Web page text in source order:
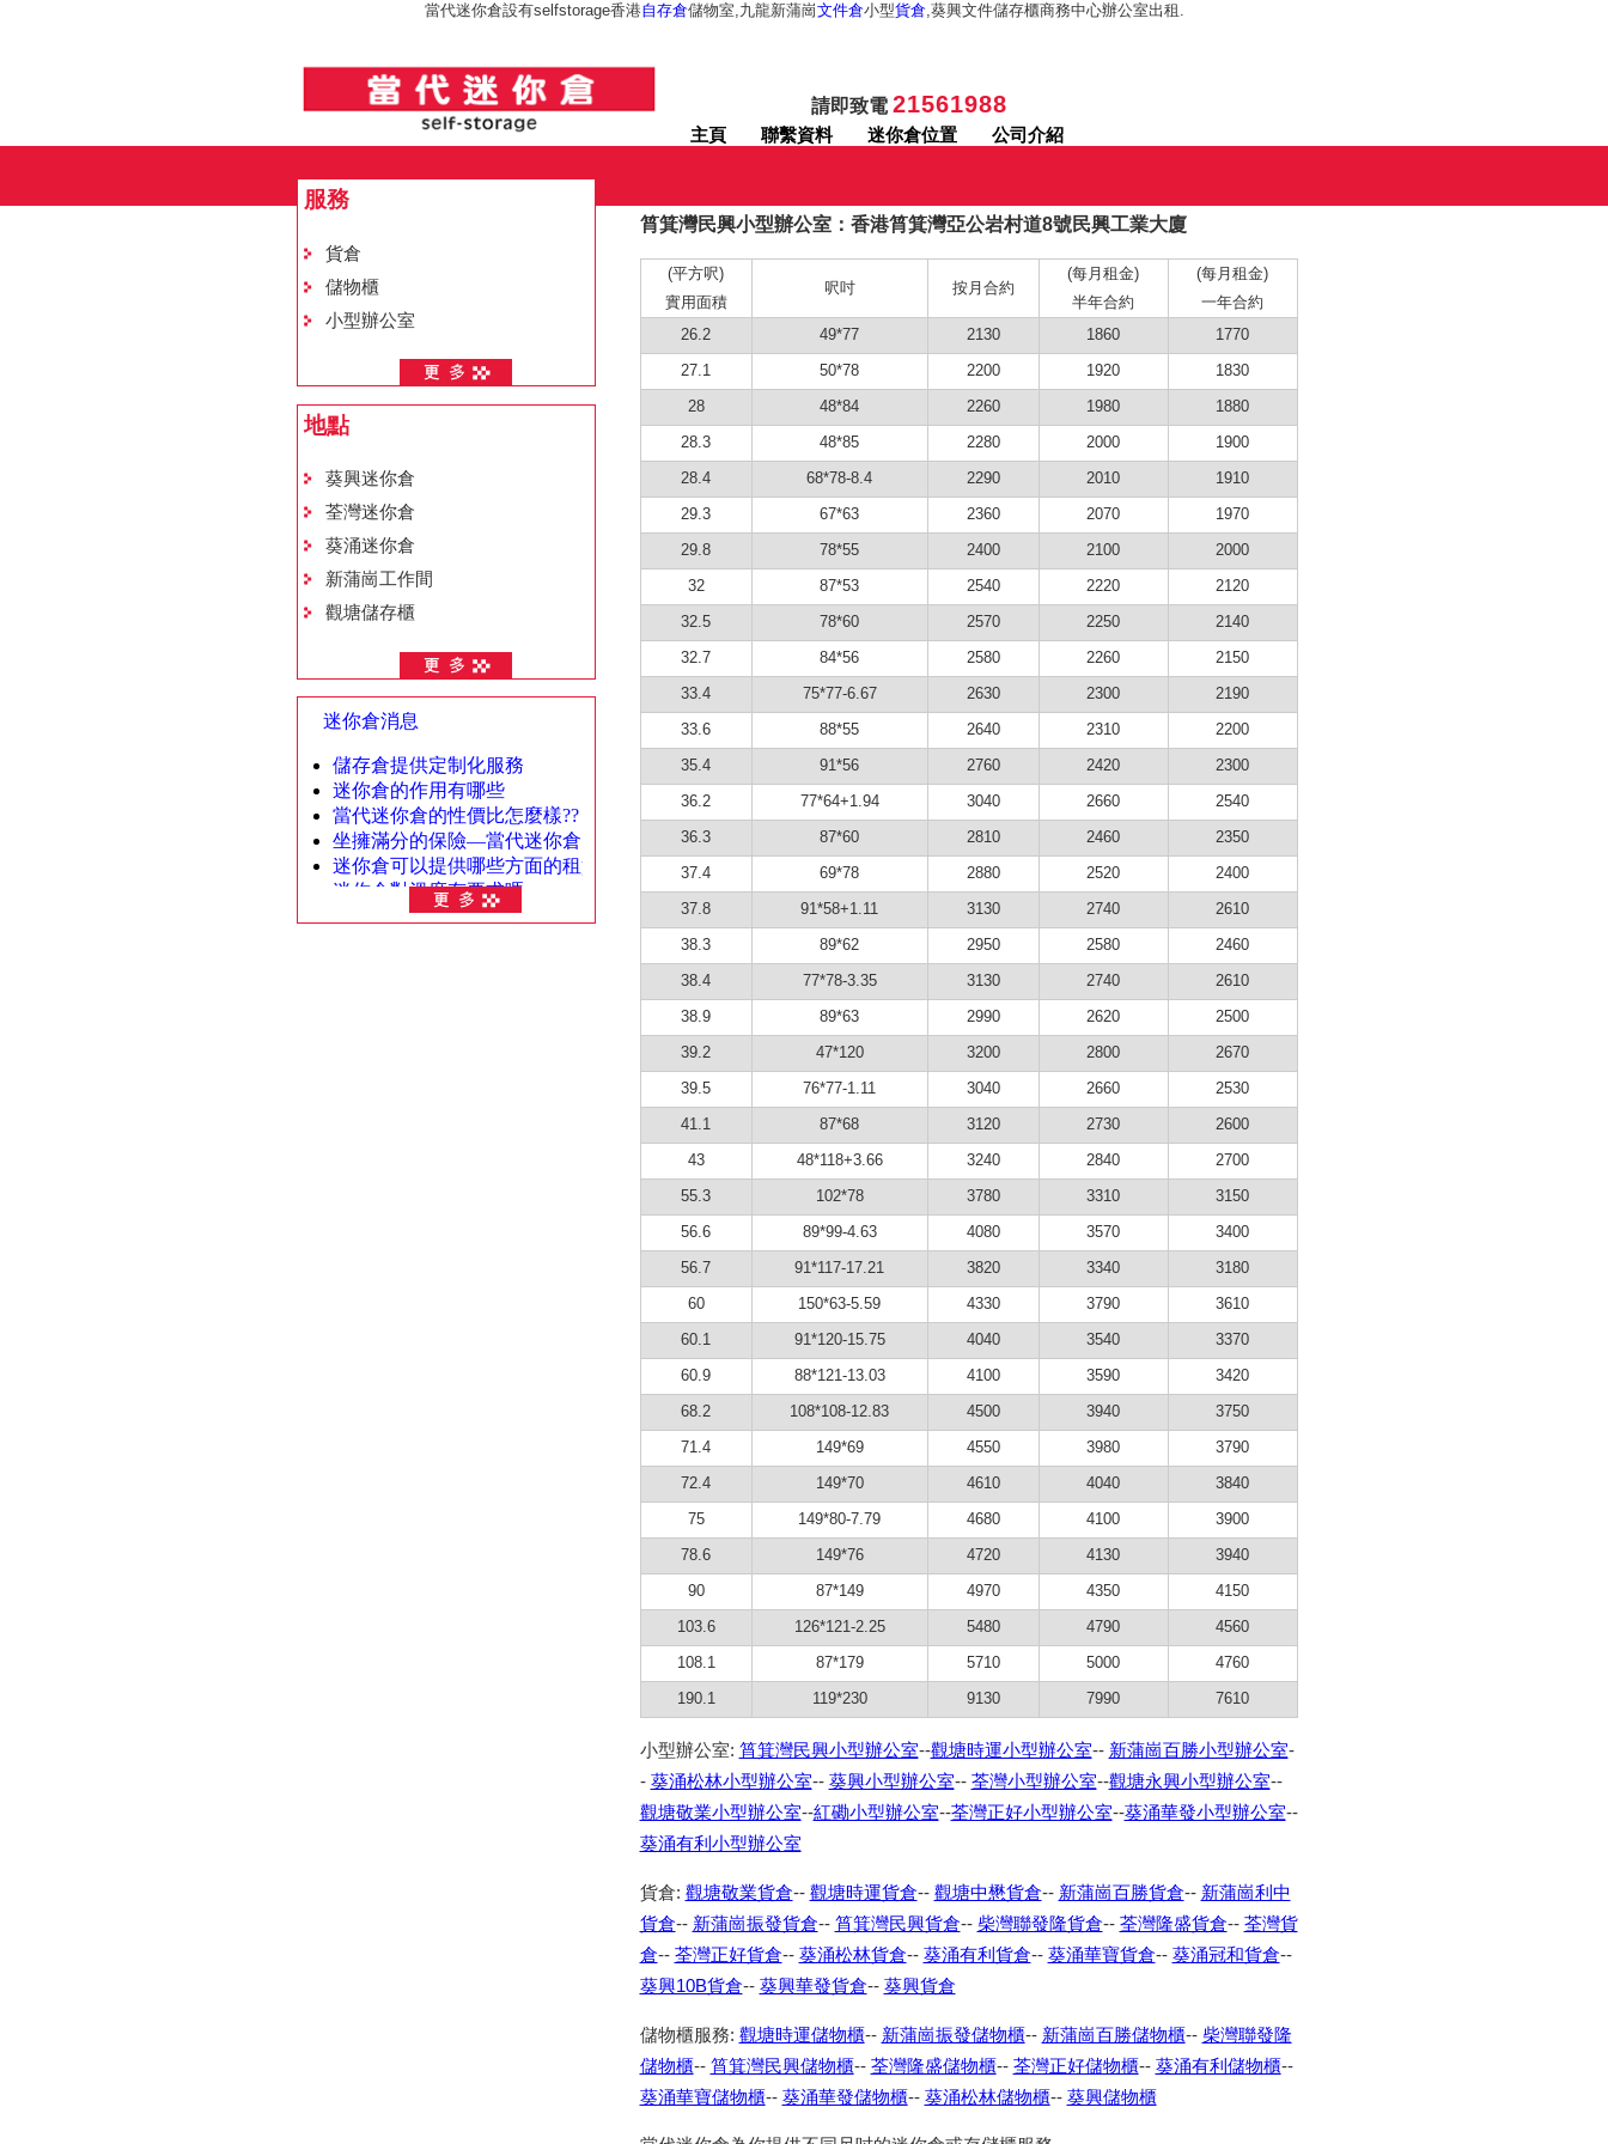
當代迷你倉設有selfstorage香港自存倉儲物室,九龍新蒲崗文件倉小型貨倉,葵興文件儲存櫃商務中心辦公室出租.
請即致電21561988
主頁 聯繫資料 迷你倉位置 公司介紹
服務
貨倉
儲物櫃
小型辦公室
地點
葵興迷你倉
荃灣迷你倉
葵涌迷你倉
新蒲崗工作間
觀塘儲存櫃
筲箕灣民興小型辦公室：香港筲箕灣亞公岩村道8號民興工業大廈
(平方呎)
實用面積
呎吋 按月合約
(每月租金)
半年合約
(每月租金)
一年合約
26.2
49*77 2130 1860
1770
27.1
50*78 2200 1920
1830
28
48*84 2260 1980
1880
28.3
48*85 2280 2000
1900
28.4
68*78-8.4 2290 2010
1910
29.3
67*63 2360 2070
1970
29.8
78*55 2400 2100
2000
32
87*53 2540 2220
2120
32.5
78*60 2570 2250
2140
32.7
84*56 2580 2260
2150
33.4
75*77-6.67 2630 2300
2190
33.6
88*55 2640 2310
2200
35.4
91*56 2760 2420
2300
36.2
77*64+1.94 3040 2660
2540
36.3
87*60 2810 2460
2350
37.4
69*78 2880 2520
2400
37.8
91*58+1.11 3130 2740
2610
38.3
89*62 2950 2580
2460
38.4
77*78-3.35 3130 2740
2610
38.9
89*63 2990 2620
2500
39.2
47*120 3200 2800
2670
39.5
76*77-1.11 3040 2660
2530
41.1
87*68 3120 2730
2600
43
48*118+3.66 3240 2840
2700
55.3
102*78 3780 3310
3150
56.6
89*99-4.63 4080 3570
3400
56.7
91*117-17.21 3820 3340
3180
60
150*63-5.59 4330 3790
3610
60.1
91*120-15.75 4040 3540
3370
60.9
88*121-13.03 4100 3590
3420
68.2
108*108-12.83 4500 3940
3750
71.4
149*69 4550 3980
3790
72.4
149*70 4610 4040
3840
75
149*80-7.79 4680 4100
3900
78.6
149*76 4720 4130
3940
90
87*149 4970 4350
4150
103.6
126*121-2.25 5480 4790
4560
108.1
87*179 5710 5000
4760
190.1
119*230 9130 7990 7610
小型辦公室: 筲箕灣民興小型辦公室--觀塘時運小型辦公室-- 新蒲崗百勝小型辦公室-
- 葵涌松林小型辦公室-- 葵興小型辦公室-- 荃灣小型辦公室--觀塘永興小型辦公室--
觀塘敬業小型辦公室--紅磡小型辦公室--荃灣正好小型辦公室--葵涌華發小型辦公室--
葵涌有利小型辦公室
貨倉: 觀塘敬業貨倉-- 觀塘時運貨倉-- 觀塘中懋貨倉-- 新蒲崗百勝貨倉-- 新蒲崗利中
貨倉-- 新蒲崗振發貨倉-- 筲箕灣民興貨倉-- 柴灣聯發隆貨倉-- 荃灣隆盛貨倉-- 荃灣貨
倉-- 荃灣正好貨倉-- 葵涌松林貨倉-- 葵涌有利貨倉-- 葵涌華寶貨倉-- 葵涌冠和貨倉--
葵興10B貨倉-- 葵興華發貨倉-- 葵興貨倉
儲物櫃服務: 觀塘時運儲物櫃-- 新蒲崗振發儲物櫃-- 新蒲崗百勝儲物櫃-- 柴灣聯發隆
儲物櫃-- 筲箕灣民興儲物櫃-- 荃灣隆盛儲物櫃-- 荃灣正好儲物櫃-- 葵涌有利儲物櫃--
葵涌華寶儲物櫃-- 葵涌華發儲物櫃-- 葵涌松林儲物櫃-- 葵興儲物櫃